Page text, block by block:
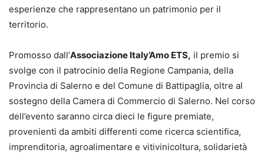
esperienze che rappresentano un patrimonio per il
territorio.
Promosso dall’Associazione Italy’Amo ETS, il premio si
svolge con il patrocinio della Regione Campania, della
Provincia di Salerno e del Comune di Battipaglia, oltre al
sostegno della Camera di Commercio di Salerno. Nel corso
dell’evento saranno circa dieci le figure premiate,
provenienti da ambiti differenti come ricerca scientifica,
imprenditoria, agroalimentare e vitivinicoltura, solidarietà